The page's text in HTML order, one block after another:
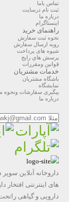
تماس باما
ثبت نام درسایت
درباره ما
اینستاگرام
راهنمای خرید
نحوه ثبت سفارش
رویه ارسال سفارش
شیوه های پرداخت
پرسش هاي رايج
قوانین ومقررات
خدمات مشتریان
باشگاه مشتریان
نمایشگاه
پیگیری سفارشات ونحوه
درباره ما
داروخانه آنلاین
های اینترنتی
دارویی و گیاهی